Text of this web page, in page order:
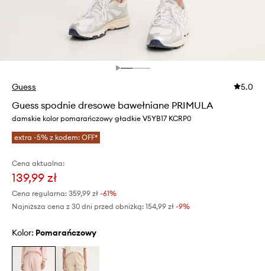
Guess 5.0
Guess spodnie dresowe bawełniane PRIMULA
damskie kolor pomarańczowy gładkie V5YB17 KCRP0
extra -5% z kodem: OFF*
Cena aktualna:
139,99 zł
Cena regularna: 359,99 zł -61%
Najniższa cena z 30 dni przed obniżką: 154,99 zł -9%
Kolor: pomarańczowy